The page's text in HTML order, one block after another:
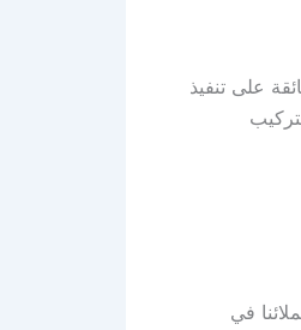
على تنفيذ
في